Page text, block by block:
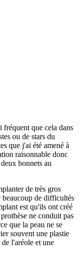
fréquent que cela dans
ou de stars du
que j'ai été amené à
raisonnable donc
bonnets au
de très gros
de difficultés
est qu'ils ont créé
ne conduit pas
que la peau ne se
souvent une plastie
l'aréole et une